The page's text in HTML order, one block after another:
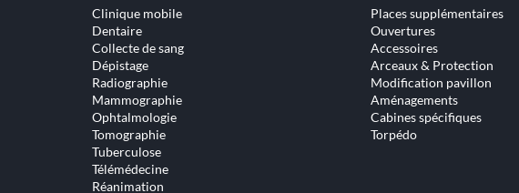
Aller
au
contenu
Clinique mobile
Dentaire
Collecte de sang
Dépistage
Radiographie
Mammographie
Ophtalmologie
Tomographie
Tuberculose
Télémédecine
Réanimation
Aller
au
contenu
Places supplémentaires
Ouvertures
Accessoires
Arceaux & Protection
Modification pavillon
Aménagements
Cabines spécifiques
Torpédo